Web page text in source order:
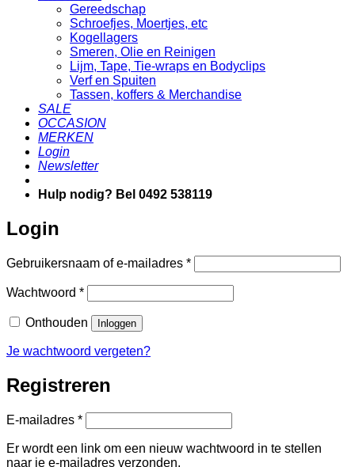
Gereedschap
Schroefjes, Moertjes, etc
Kogellagers
Smeren, Olie en Reinigen
Lijm, Tape, Tie-wraps en Bodyclips
Verf en Spuiten
Tassen, koffers & Merchandise
SALE
OCCASION
MERKEN
Login
Newsletter
Hulp nodig? Bel 0492 538119
Login
Gebruikersnaam of e-mailadres *Vereist
Wachtwoord *Vereist
Onthouden Inloggen
Je wachtwoord vergeten?
Registreren
E-mailadres *Vereist
Er wordt een link om een nieuw wachtwoord in te stellen
naar je e-mailadres verzonden.